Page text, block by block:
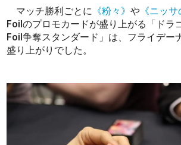
マッチ勝利ごとに 《粉々》や 《ニッサ
Foilのプロモカードが盛り上がる「ド
Foil争奪スタンダード」は、フライデー
盛り上がりでした。